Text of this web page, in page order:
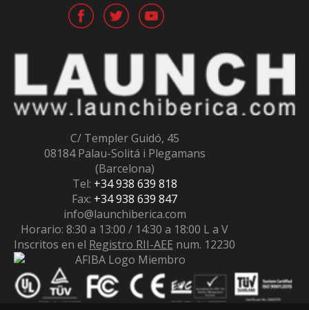
C/ Templer Guidó, 45
08184 Palau-Solitá i Plegamans
(Barcelona)
Tel: +34 938 639 818
Fax: +34 938 639 847
info@launchiberica.com
Horario: 8:30 a 13:00 / 14:30 a 18:00 L a V
Inscritos en el Registro RII-AEE num. 12230